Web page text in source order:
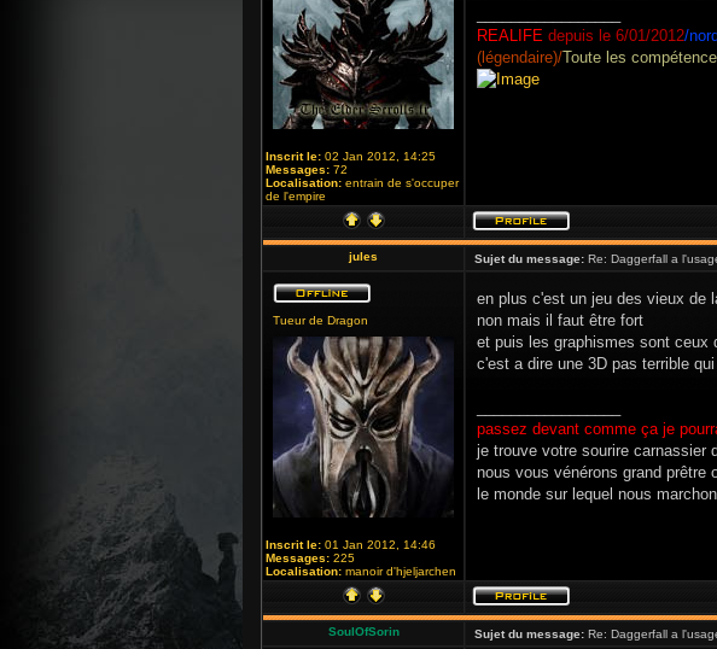
Inscrit le: 02 Jan 2012, 14:25
Messages: 72
Localisation: entrain de s'occuper
de l'empire
REALIFE depuis le 6/01/2012/
(légendaire)/Toute les
jules Sujet du message: Re: Daggerfall a
Tueur de Dragon
Inscrit le: 01 Jan 2012, 14:46
Messages: 225
Localisation: manoir d'hjeljarchen
en plus c'est un jeu des vieux de
non mais il faut être fort
et puis les graphismes sont ceux
c'est a dire une 3D pas terrible
passez devant comme ça je
je trouve votre sourire carnassier
nous vous vénérons grand prêtre
le monde sur lequel nous
SoulOfSorin Sujet du message: Re: Daggerfall a